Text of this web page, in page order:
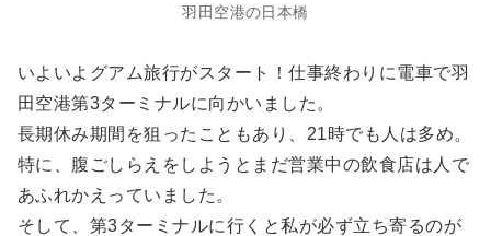
羽田空港の日本橋
いよいよグアム旅行がスタート！仕事終わりに電車で羽
田空港第3ターミナルに向かいました。
長期休み期間を狙ったこともあり、21時でも人は多め。
特に、腹ごしらえをしようとまだ営業中の飲食店は人で
あふれかえっていました。
そして、第3ターミナルに行くと私が必ず立ち寄るのが